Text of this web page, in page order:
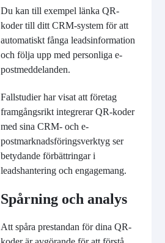
Du kan till exempel länka QR-
koder till ditt CRM-system för att
automatiskt fånga leadsinformation
och följa upp med personliga e-
postmeddelanden.
Fallstudier har visat att företag
framgångsrikt integrerar QR-koder
med sina CRM- och e-
postmarknadsföringsverktyg ser
betydande förbättringar i
leadshantering och engagemang.
Spårning och analys
Att spåra prestandan för dina QR-